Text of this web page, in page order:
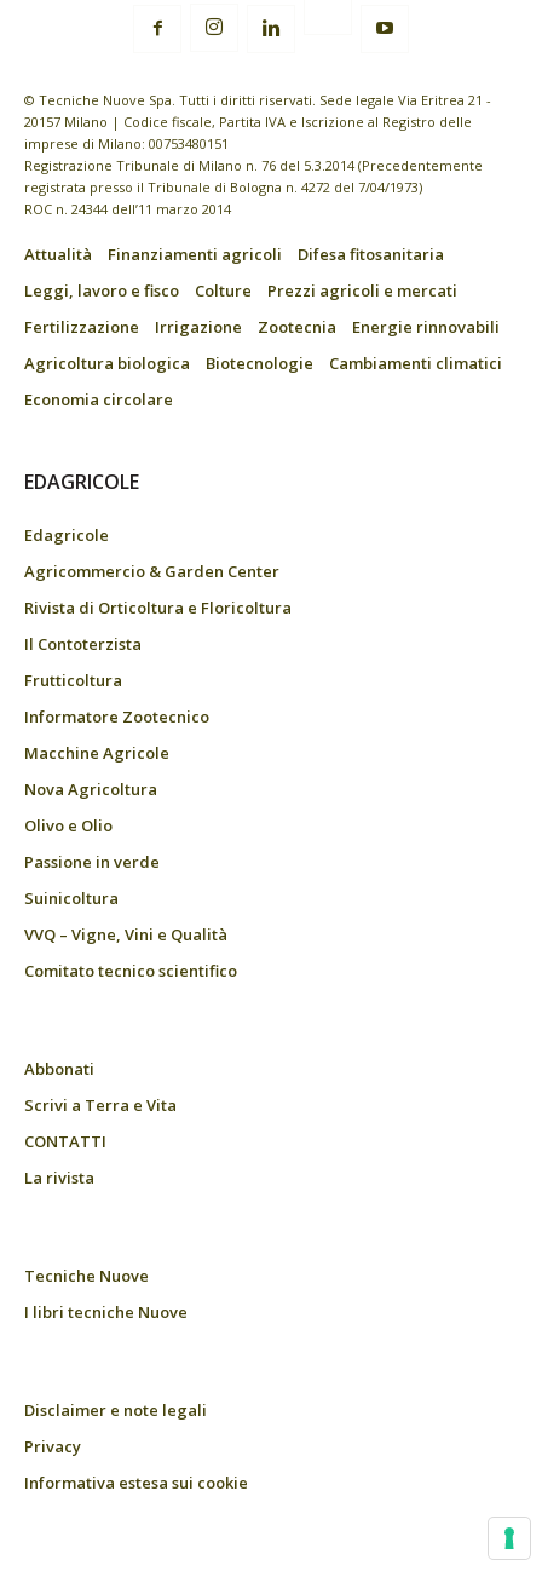
© Tecniche Nuove Spa. Tutti i diritti riservati. Sede legale Via Eritrea 21 -
20157 Milano | Codice fiscale, Partita IVA e Iscrizione al Registro delle
imprese di Milano: 00753480151
Registrazione Tribunale di Milano n. 76 del 5.3.2014 (Precedentemente
registrata presso il Tribunale di Bologna n. 4272 del 7/04/1973)
ROC n. 24344 dell’11 marzo 2014
Attualità Finanziamenti agricoli
Difesa fitosanitaria
Leggi, lavoro e fisco
Colture
Prezzi agricoli e mercati
Fertilizzazione
Irrigazione Zootecnia
Energie rinnovabili
Agricoltura biologica
Biotecnologie
Cambiamenti climatici
Economia circolare
EDAGRICOLE
Edagricole
Agricommercio & Garden Center
Rivista di Orticoltura e Floricoltura
Il Contoterzista
Frutticoltura
Informatore Zootecnico
Macchine Agricole
Nova Agricoltura
Olivo e Olio
Passione in verde
Suinicoltura
VVQ – Vigne, Vini e Qualità
Comitato tecnico scientifico
Abbonati
Scrivi a Terra e Vita
CONTATTI
La rivista
Tecniche Nuove
I libri tecniche Nuove
Disclaimer e note legali
Privacy
Informativa estesa sui cookie